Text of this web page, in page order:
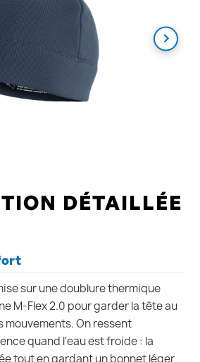
DÉTAILLÉE
sur une doublure thermique
M-Flex 2.0 pour garder la tête au
mouvements. On ressent
quand l'eau est froide : la
tout en gardant un bonnet léger